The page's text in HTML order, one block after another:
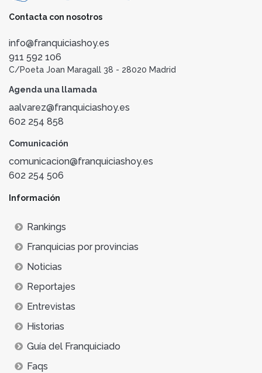
Contacta con nosotros
info@franquiciashoy.es
911 592 106
C/Poeta Joan Maragall 38 - 28020 Madrid
Agenda una llamada
aalvarez@franquiciashoy.es
602 254 858
Comunicación
comunicacion@franquiciashoy.es
602 254 506
Información
Rankings
Franquicias por provincias
Noticias
Reportajes
Entrevistas
Historias
Guía del Franquiciado
Faqs